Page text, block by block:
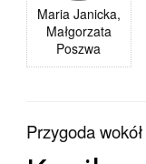
Maria Janicka,
Małgorzata
Poszwa
Przygoda